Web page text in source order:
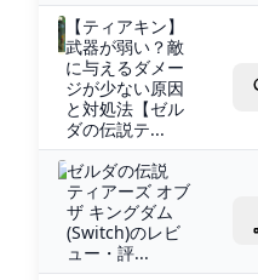
【ティアキン】
武器が弱い？敵
に与えるダメー
ジが少ない原因
と対処法【ゼル
ダの伝説テ...
ゼルダの伝説
ティアーズ オブ
ザ キングダム
(Switch)のレビ
ュー・評...